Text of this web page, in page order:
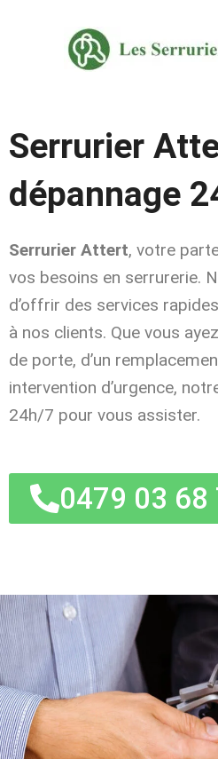
Serrurier
dépannage
Serrurier Attert, votre
vos besoins en serrurerie.
d’offrir des services
à nos clients. Que vous
de porte, d’un
intervention d’urgence,
24h/7 pour vous assister.
0479 03 68